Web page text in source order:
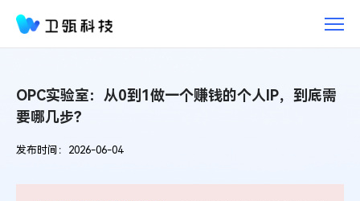
验
OPC实验室：从0到1做一个赚钱的个人IP，到底需
要哪几步？
发布时间：2026-06-04